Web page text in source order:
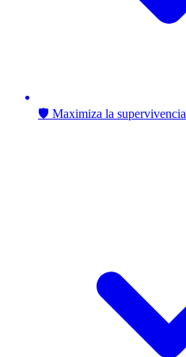
🛡️ Maximiza la supervivencia